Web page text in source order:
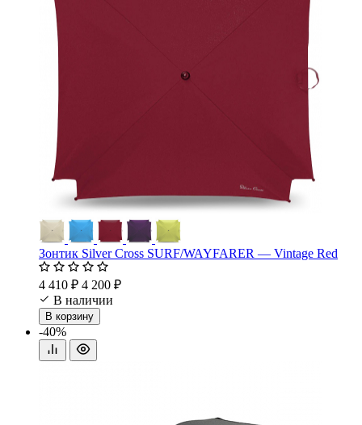
Зонтик Silver Cross SURF/WAYFARER — Vintage Red
4 410 ₽ 4 200 ₽
В наличии
В корзину
-40%